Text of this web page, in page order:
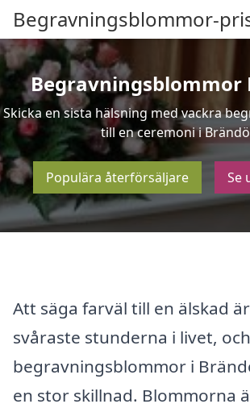
Begravningsblommor-
Begravningsblommor
Skicka en sista hälsning med vackra
till en ceremoni i
Populära återförsäljare Se
Att säga farväl till en älskad
svåraste stunderna i livet,
begravningsblommor i
en stor skillnad. Blommorna